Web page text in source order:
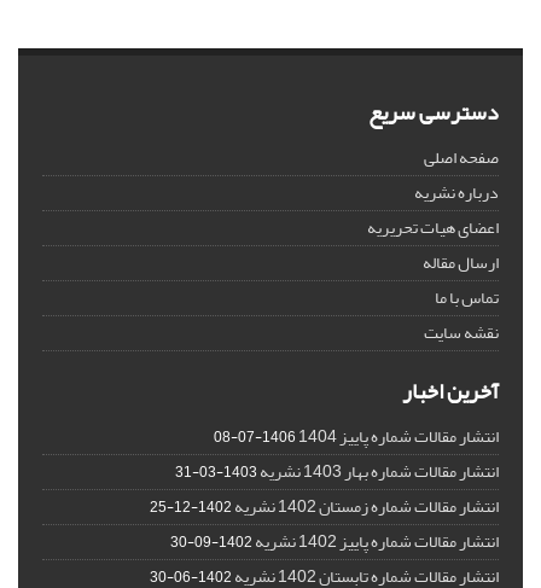
دسترسی سریع
صفحه اصلی
درباره نشریه
اعضای هیات تحریریه
ارسال مقاله
تماس با ما
نقشه سایت
آخرین اخبار
انتشار مقالات شماره پاییز 1404 1406-07-08
انتشار مقالات شماره بهار 1403 نشریه 1403-03-31
انتشار مقالات شماره زمستان 1402 نشریه 1402-12-25
انتشار مقالات شماره پاییز 1402 نشریه 1402-09-30
انتشار مقالات شماره تابستان 1402 نشریه 1402-06-30